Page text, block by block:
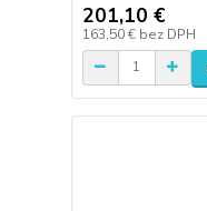
201,10 €
163,50 € bez DPH